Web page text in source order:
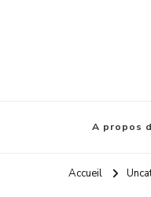
A propos
Accueil